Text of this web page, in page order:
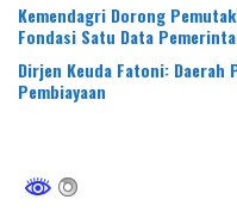
Kemendagri Dorong
Fondasi Satu Data
Dirjen Keuda Fatoni:
Pembiayaan